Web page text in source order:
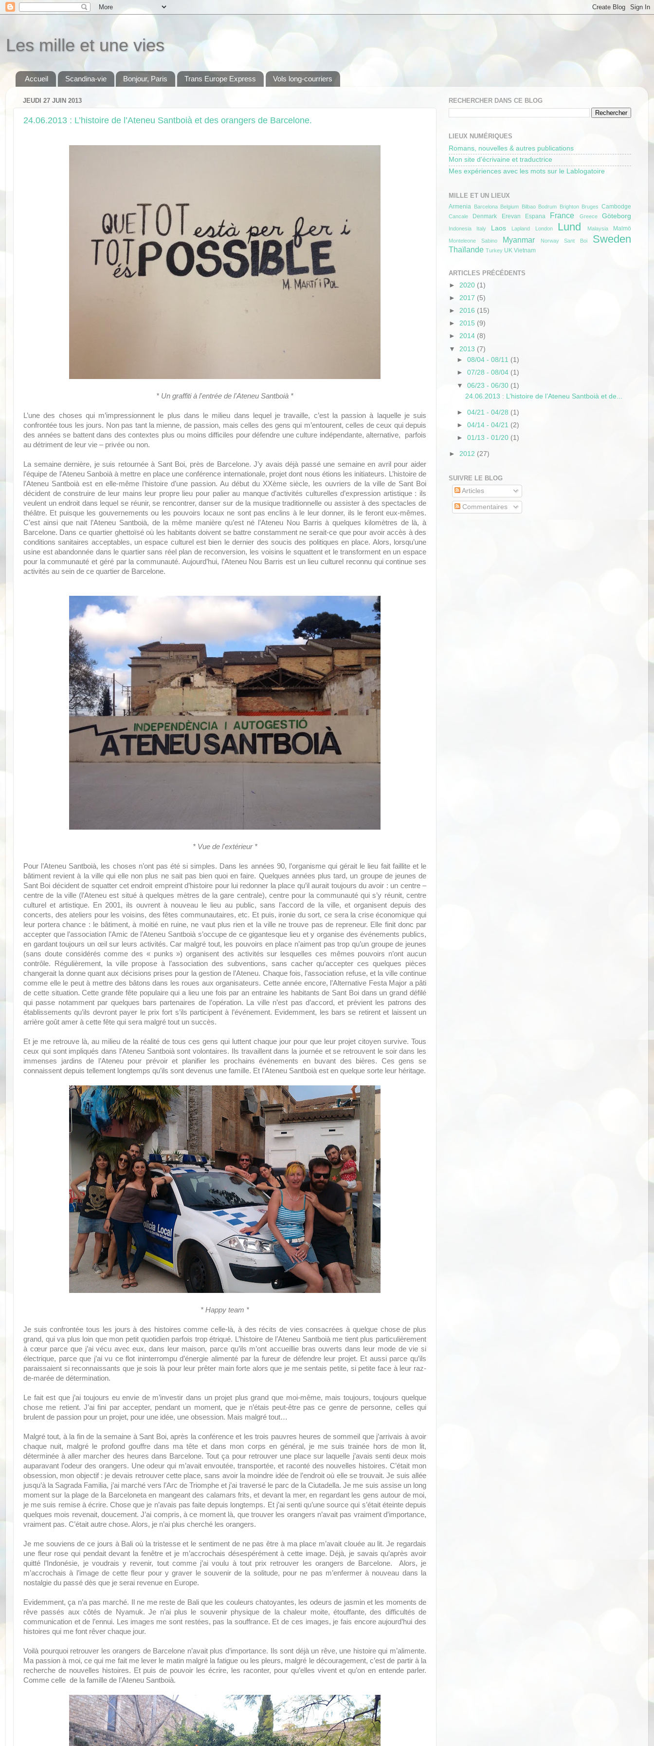
Les mille et une vies
Accueil Scandina-vie Bonjour, Paris Trans Europe Express Vols long-courriers
JEUDI 27 JUIN 2013
24.06.2013 : L’histoire de l’Ateneu Santboià et des orangers de Barcelone.
* Un graffiti à l'entrée de l'Ateneu Santboià *
L’une des choses qui m’impressionnent le plus dans le milieu dans lequel je travaille, c’est la passion à laquelle je suis
confrontée tous les jours. Non pas tant la mienne, de passion, mais celles des gens qui m’entourent, celles de ceux qui depuis
des années se battent dans des contextes plus ou moins difficiles pour défendre une culture indépendante, alternative, parfois
au détriment de leur vie – privée ou non.
La semaine dernière, je suis retournée à Sant Boi, près de Barcelone. J’y avais déjà passé une semaine en avril pour aider
l’équipe de l’Ateneu Sanboià à mettre en place une conférence internationale, projet dont nous étions les initiateurs. L’histoire de
l’Ateneu Santboià est en elle-même l’histoire d’une passion. Au début du XXème siècle, les ouvriers de la ville de Sant Boi
décident de construire de leur mains leur propre lieu pour palier au manque d’activités culturelles d’expression artistique : ils
veulent un endroit dans lequel se réunir, se rencontrer, danser sur de la musique traditionnelle ou assister à des spectacles de
théâtre. Et puisque les gouvernements ou les pouvoirs locaux ne sont pas enclins à le leur donner, ils le feront eux-mêmes.
C’est ainsi que nait l’Ateneu Santboià, de la même manière qu’est né l’Ateneu Nou Barris à quelques kilomètres de là, à
Barcelone. Dans ce quartier ghettoïsé où les habitants doivent se battre constamment ne serait-ce que pour avoir accès à des
conditions sanitaires acceptables, un espace culturel est bien le dernier des soucis des politiques en place. Alors, lorsqu’une
usine est abandonnée dans le quartier sans réel plan de reconversion, les voisins le squattent et le transforment en un espace
pour la communauté et géré par la communauté. Aujourd’hui, l’Ateneu Nou Barris est un lieu culturel reconnu qui continue ses
activités au sein de ce quartier de Barcelone.
* Vue de l'extérieur *
Pour l’Ateneu Santboià, les choses n’ont pas été si simples. Dans les années 90, l’organisme qui gérait le lieu fait faillite et le
bâtiment revient à la ville qui elle non plus ne sait pas bien quoi en faire. Quelques années plus tard, un groupe de jeunes de
Sant Boi décident de squatter cet endroit empreint d’histoire pour lui redonner la place qu’il aurait toujours du avoir : un centre –
centre de la ville (l’Ateneu est situé à quelques mètres de la gare centrale), centre pour la communauté qui s’y réunit, centre
culturel et artistique. En 2001, ils ouvrent à nouveau le lieu au public, sans l’accord de la ville, et organisent depuis des
concerts, des ateliers pour les voisins, des fêtes communautaires, etc. Et puis, ironie du sort, ce sera la crise économique qui
leur portera chance : le bâtiment, à moitié en ruine, ne vaut plus rien et la ville ne trouve pas de repreneur. Elle finit donc par
accepter que l’association l’Amic de l’Ateneu Santboià s’occupe de ce gigantesque lieu et y organise des événements publics,
en gardant toujours un œil sur leurs activités. Car malgré tout, les pouvoirs en place n’aiment pas trop qu’un groupe de jeunes
(sans doute considérés comme des « punks ») organisent des activités sur lesquelles ces mêmes pouvoirs n’ont aucun
contrôle. Régulièrement, la ville propose à l’association des subventions, sans cacher qu’accepter ces quelques pièces
changerait la donne quant aux décisions prises pour la gestion de l’Ateneu. Chaque fois, l’association refuse, et la ville continue
comme elle le peut à mettre des bâtons dans les roues aux organisateurs. Cette année encore, l’Alternative Festa Major a pâti
de cette situation. Cette grande fête populaire qui a lieu une fois par an entraine les habitants de Sant Boi dans un grand défilé
qui passe notamment par quelques bars partenaires de l’opération. La ville n’est pas d’accord, et prévient les patrons des
établissements qu’ils devront payer le prix fort s’ils participent à l’événement. Evidemment, les bars se retirent et laissent un
arrière goût amer à cette fête qui sera malgré tout un succès.
Et je me retrouve là, au milieu de la réalité de tous ces gens qui luttent chaque jour pour que leur projet citoyen survive. Tous
ceux qui sont impliqués dans l’Ateneu Santboià sont volontaires. Ils travaillent dans la journée et se retrouvent le soir dans les
immenses jardins de l’Ateneu pour prévoir et planifier les prochains événements en buvant des bières. Ces gens se
connaissent depuis tellement longtemps qu’ils sont devenus une famille. Et l’Ateneu Santboià est en quelque sorte leur héritage.
* Happy team *
Je suis confrontée tous les jours à des histoires comme celle-là, à des récits de vies consacrées à quelque chose de plus
grand, qui va plus loin que mon petit quotidien parfois trop étriqué. L’histoire de l’Ateneu Santboià me tient plus particulièrement
à cœur parce que j’ai vécu avec eux, dans leur maison, parce qu’ils m’ont accueillie bras ouverts dans leur mode de vie si
électrique, parce que j’ai vu ce flot ininterrompu d’énergie alimenté par la fureur de défendre leur projet. Et aussi parce qu’ils
paraissaient si reconnaissants que je sois là pour leur prêter main forte alors que je me sentais petite, si petite face à leur raz-
de-marée de détermination.
Le fait est que j’ai toujours eu envie de m’investir dans un projet plus grand que moi-même, mais toujours, toujours quelque
chose me retient. J’ai fini par accepter, pendant un moment, que je n’étais peut-être pas ce genre de personne, celles qui
brulent de passion pour un projet, pour une idée, une obsession. Mais malgré tout…
Malgré tout, à la fin de la semaine à Sant Boi, après la conférence et les trois pauvres heures de sommeil que j’arrivais à avoir
chaque nuit, malgré le profond gouffre dans ma tête et dans mon corps en général, je me suis trainée hors de mon lit,
déterminée à aller marcher des heures dans Barcelone. Tout ça pour retrouver une place sur laquelle j’avais senti deux mois
auparavant l’odeur des orangers. Une odeur qui m’avait envoutée, transportée, et raconté des nouvelles histoires. C’était mon
obsession, mon objectif : je devais retrouver cette place, sans avoir la moindre idée de l’endroit où elle se trouvait. Je suis allée
jusqu’à la Sagrada Familia, j’ai marché vers l’Arc de Triomphe et j’ai traversé le parc de la Ciutadella. Je me suis assise un long
moment sur la plage de la Barceloneta en mangeant des calamars frits, et devant la mer, en regardant les gens autour de moi,
je me suis remise à écrire. Chose que je n’avais pas faite depuis longtemps. Et j’ai senti qu’une source qui s’était éteinte depuis
quelques mois revenait, doucement. J’ai compris, à ce moment là, que trouver les orangers n’avait pas vraiment d’importance,
vraiment pas. C’était autre chose. Alors, je n’ai plus cherché les orangers.
Je me souviens de ce jours à Bali où la tristesse et le sentiment de ne pas être à ma place m’avait clouée au lit. Je regardais
une fleur rose qui pendait devant la fenêtre et je m’accrochais désespérément à cette image. Déjà, je savais qu’après avoir
quitté l’Indonésie, je voudrais y revenir, tout comme j’ai voulu à tout prix retrouver les orangers de Barcelone. Alors, je
m’accrochais à l’image de cette fleur pour y graver le souvenir de la solitude, pour ne pas m’enfermer à nouveau dans la
nostalgie du passé dès que je serai revenue en Europe.
Evidemment, ça n’a pas marché. Il ne me reste de Bali que les couleurs chatoyantes, les odeurs de jasmin et les moments de
rêve passés aux côtés de Nyamuk. Je n’ai plus le souvenir physique de la chaleur moite, étouffante, des difficultés de
communication et de l’ennui. Les images me sont restées, pas la souffrance. Et de ces images, je fais encore aujourd’hui des
histoires qui me font rêver chaque jour.
Voilà pourquoi retrouver les orangers de Barcelone n’avait plus d’importance. Ils sont déjà un rêve, une histoire qui m’alimente.
Ma passion à moi, ce qui me fait me lever le matin malgré la fatigue ou les pleurs, malgré le découragement, c’est de partir à la
recherche de nouvelles histoires. Et puis de pouvoir les écrire, les raconter, pour qu’elles vivent et qu’on en entende parler.
Comme celle de la famille de l’Ateneu Santboià.
RECHERCHER DANS CE BLOG
LIEUX NUMÉRIQUES
Romans, nouvelles & autres publications
Mon site d'écrivaine et traductrice
Mes expériences avec les mots sur le Lablogatoire
MILLE ET UN LIEUX
Armenia Barcelona Belgium Bilbao Bodrum Brighton Bruges Cambodge
Cancale Denmark Erevan Espana France Greece Göteborg
Indonesia Italy Laos Lapland London Lund Malaysia Malmö
Monteleone Sabino Myanmar Norway Sant Boi Sweden
Thaïlande Turkey UK Vietnam
ARTICLES PRÉCÉDENTS
► 2020 (1)
► 2017 (5)
► 2016 (15)
► 2015 (9)
► 2014 (8)
▼ 2013 (7)
►08/04 - 08/11 (1)
►07/28 - 08/04 (1)
▼06/23 - 06/30 (1)
24.06.2013 : L’histoire de l’Ateneu Santboià et de...
►04/21 - 04/28 (1)
►04/14 - 04/21 (2)
►01/13 - 01/20 (1)
► 2012 (27)
SUIVRE LE BLOG
Articles
Commentaires